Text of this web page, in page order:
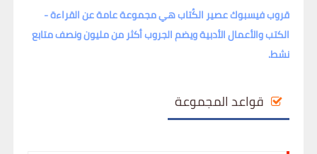
قروب فيسبوك عصير الكُتاب هي مجموعة عامة عن القراءة -
الكتب والأعمال الأدبية ويضم الجروب أكثر من مليون ونصف متابع
نشط.
قواعد المجموعة